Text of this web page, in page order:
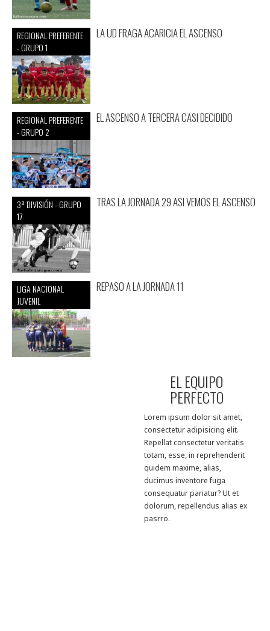
REGIONAL PREFERENTE
- GRUPO 1
LA UD FRAGA ACARICIA EL ASCENSO
REGIONAL PREFERENTE
- GRUPO 2
EL ASCENSO A TERCERA CASI DECIDIDO
3ª DIVISIÓN - GRUPO
17
TRAS LA JORNADA 29 ASI VEMOS EL ASCENSO
LIGA NACIONAL
JUVENIL
REPASO A LA JORNADA 11
EL EQUIPO
PERFECTO
Lorem ipsum dolor sit amet,
consectetur adipisicing elit.
Repellat consectetur veritatis
totam, esse, in reprehenderit
quidem maxime, alias,
ducimus inventore fuga
consequatur pariatur? Ut et
dolorum, repellendus alias ex
pasrro.